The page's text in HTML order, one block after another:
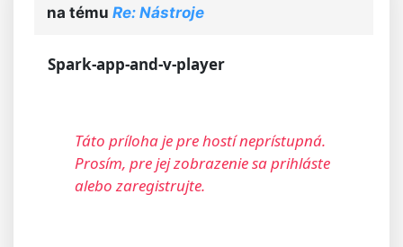
na témuRe: Nástroje
Spark-app-and-v-player
Táto príloha je pre hostí neprístupná.
Prosím, pre jej zobrazenie sa prihláste
alebo zaregistrujte.